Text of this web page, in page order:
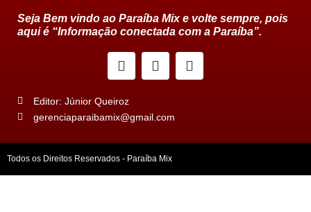
Seja Bem vindo ao Paraíba Mix e volte sempre, pois
aqui é “Informação conectada com a Paraíba”.
Editor: Júnior Queiroz
gerenciaparaibamix@gmail.com
Todos os Direitos Reservados - Paraíba Mix